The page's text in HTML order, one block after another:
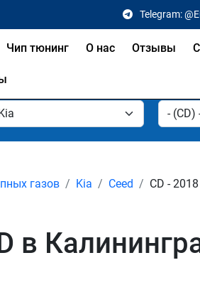
Telegram:
Чип тюнинг О нас Отзывы
газов Kia Ceed CD -
в